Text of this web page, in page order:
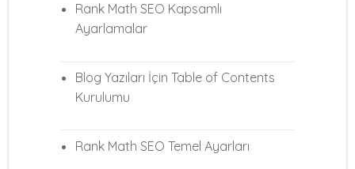
Rank Math SEO Kapsamlı
Ayarlamalar
Blog Yazıları İçin Table of Contents
Kurulumu
Rank Math SEO Temel Ayarları